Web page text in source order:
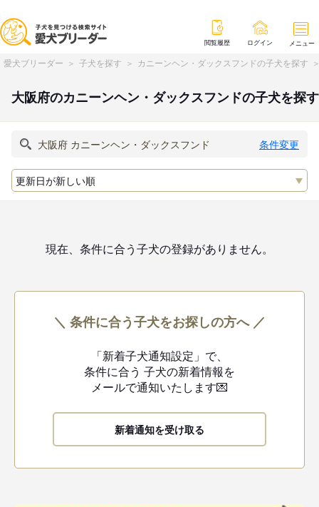
閲覧履歴 ログイン メニュー
愛犬ブリーダー 子犬を探す カニーンヘン・ダックスフンドの子犬を探す
大阪府のカニーンヘン・ダックスフンドの子犬を探す
条件変更
現在、条件に合う子犬の登録がありません。
＼ 条件に合う子犬をお探しの方へ ／
「新着子犬通知設定」で、
条件に合う 子犬の新着情報を
メールで通知いたします💌
新着通知を受け取る